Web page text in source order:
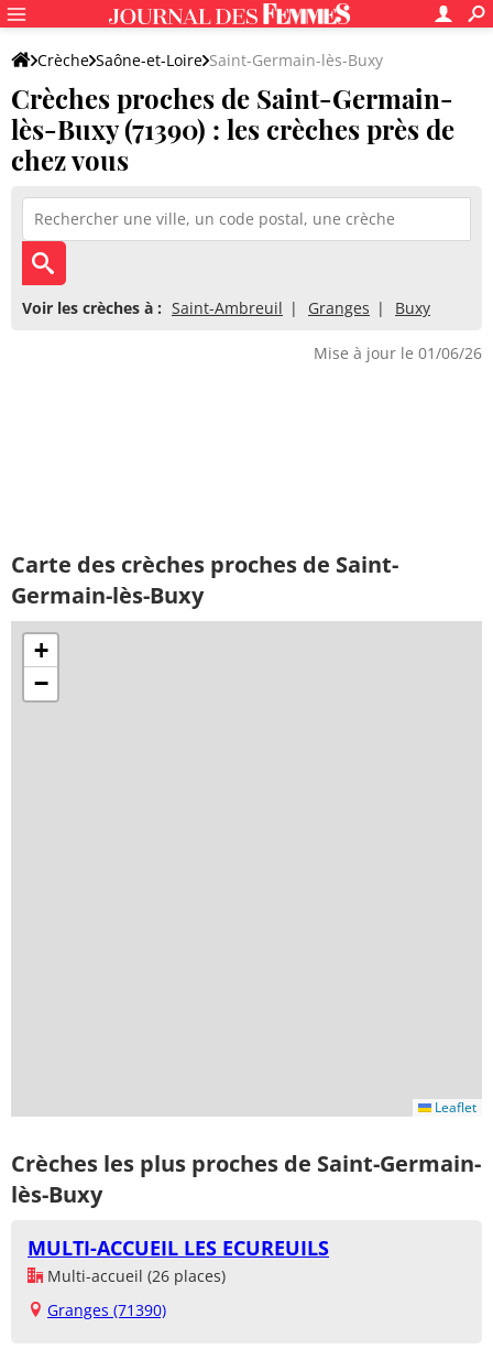
Crèche Saône-et-Loire Saint-Germain-lès-Buxy
Crèches proches de Saint-Germain-
lès-Buxy (71390) : les crèches près de
chez vous
Voir les crèches à : Saint-Ambreuil Granges Buxy
Mise à jour le 01/06/26
Carte des crèches proches de Saint-
Germain-lès-Buxy
+
−
Leaflet
Crèches les plus proches de Saint-Germain-
lès-Buxy
MULTI-ACCUEIL LES ECUREUILS
Multi-accueil (26 places)
Granges (71390)